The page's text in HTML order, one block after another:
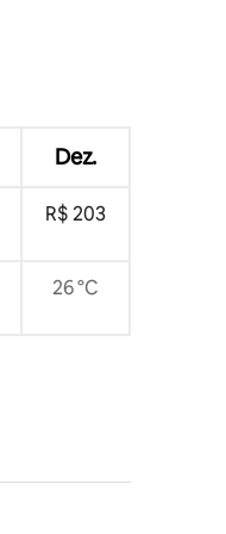
Dez.
R$ 203
26 °C